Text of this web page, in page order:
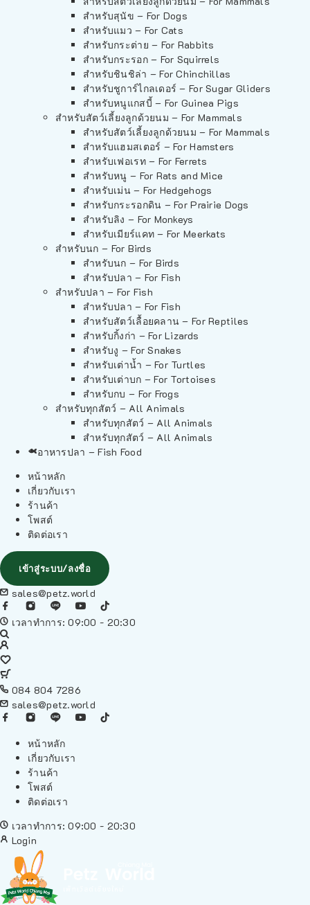
สำหรับสุนัข – For Dogs
สำหรับแมว – For Cats
สำหรับกระต่าย – For Rabbits
สำหรับกระรอก – For Squirrels
สำหรับชินชิล่า – For Chinchillas
สำหรับชูการ์ไกลเดอร์ – For Sugar Gliders
สำหรับหนูแกสบี้ – For Guinea Pigs
สำหรับสัตว์เลี้ยงลูกด้วยนม – For Mammals
สำหรับสัตว์เลี้ยงลูกด้วยนม – For Mammals
สำหรับแฮมสเตอร์ – For Hamsters
สำหรับเฟอเรท – For Ferrets
สำหรับหนู – For Rats and Mice
สำหรับเม่น – For Hedgehogs
สำหรับกระรอกดิน – For Prairie Dogs
สำหรับลิง – For Monkeys
สำหรับเมียร์แคท – For Meerkats
สำหรับนก – For Birds
สำหรับนก – For Birds
สำหรับปลา – For Fish
สำหรับปลา – For Fish
สำหรับปลา – For Fish
สำหรับสัตว์เลื้อยคลาน – For Reptiles
สำหรับกิ้งก่า – For Lizards
สำหรับงู – For Snakes
สำหรับเต่าน้ำ – For Turtles
สำหรับเต่าบก – For Tortoises
สำหรับกบ – For Frogs
สำหรับทุกสัตว์ – All Animals
สำหรับทุกสัตว์ – All Animals
สำหรับทุกสัตว์ – All Animals
อาหารปลา – Fish Food
หน้าหลัก
เกี่ยวกับเรา
ร้านค้า
โพสต์
ติดต่อเรา
เข้าสู่ระบบ/ลงชื่อ
sales@petz.world
เวลาทำการ: 09:00 - 20:30
084 804 7286
sales@petz.world
หน้าหลัก
เกี่ยวกับเรา
ร้านค้า
โพสต์
ติดต่อเรา
เวลาทำการ: 09:00 - 20:30
Login